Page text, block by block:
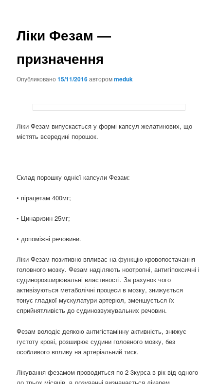
Ліки Фезам —
призначення
Опубликовано15/11/2016авторомmeduk
Ліки Фезам випускається у формі капсул желатинових, що
містять всередині порошок.
Склад порошку однієї капсули Фезам:
• пірацетам 400мг;
• Цинаризин 25мг;
• допоміжні речовини.
Ліки Фезам позитивно впливає на функцію кровопостачання
головного мозку. Фезам наділяють ноотропні, антигіпоксичні і
судинорозширювальні властивості. За рахунок чого
активізуються метаболічні процеси в мозку, знижується
тонус гладкої мускулатури артеріол, зменшується їх
сприйнятливість до судинозвужувальних речовин.
Фезам володіє деякою антигістамінну активність, знижує
густоту крові, розширює судини головного мозку, без
особливого впливу на артеріальний тиск.
Лікування фезамом проводиться по 2-3курса в рік від одного
до трьох місяців, в дозуванні визначається лікарем.